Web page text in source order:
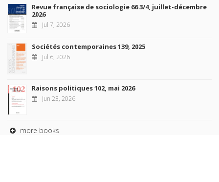
Revue française de sociologie 66 3/4, juillet-décembre
2026
Jul 7, 2026
Sociétés contemporaines 139, 2025
Jul 6, 2026
Raisons politiques 102, mai 2026
Jun 23, 2026
more books